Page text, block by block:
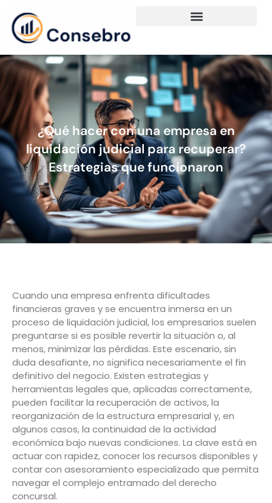
¿Qué hacer con una empresa en
liquidación judicial para recuperar?
Estrategias que funcionaron
Cuando una empresa enfrenta dificultades
financieras graves y se encuentra inmersa en un
proceso de liquidación judicial, los empresarios suelen
preguntarse si es posible revertir la situación o, al
menos, minimizar las pérdidas. Este escenario, sin
duda desafiante, no significa necesariamente el fin
definitivo del negocio. Existen estrategias y
herramientas legales que, aplicadas correctamente,
pueden facilitar la recuperación de activos, la
reorganización de la estructura empresarial y, en
algunos casos, la continuidad de la actividad
económica bajo nuevas condiciones. La clave está en
actuar con rapidez, conocer los recursos disponibles y
contar con asesoramiento especializado que permita
navegar el complejo entramado del derecho
concursal.